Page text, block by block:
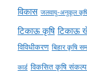
विकास जलवायु-अनुकूल कृषि
टिकाऊ कृषि टिकाऊ
विविधीकरण बिहार कृषि
कार्ड विकसित कृषि